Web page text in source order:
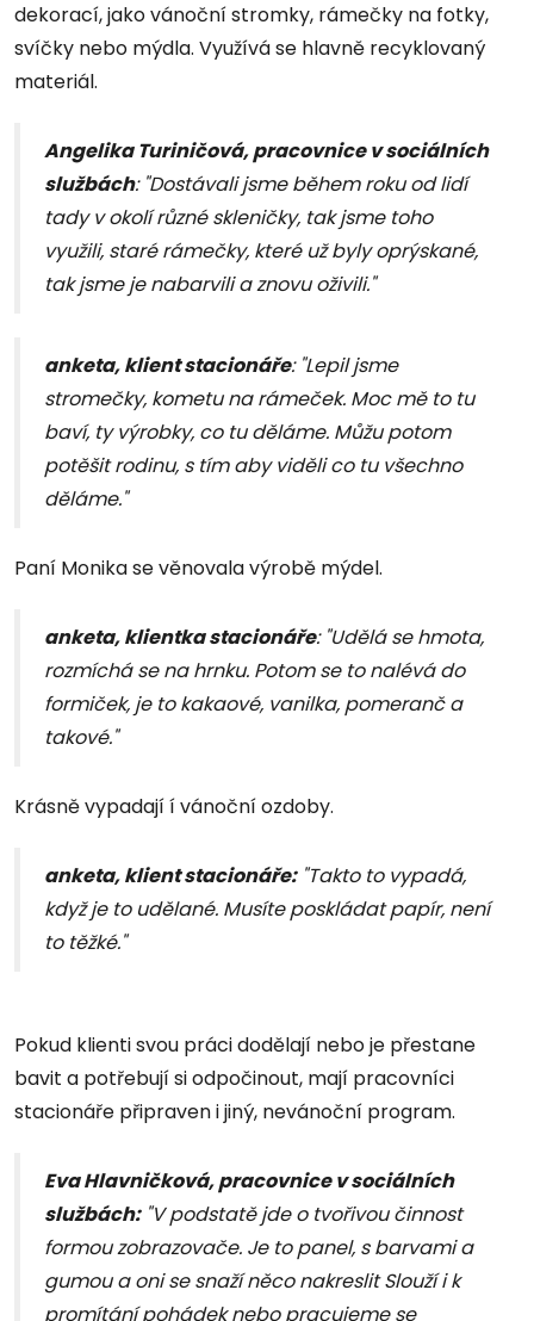
dekorací, jako vánoční stromky, rámečky na fotky,
svíčky nebo mýdla. Využívá se hlavně recyklovaný
materiál.
Angelika Turiničová, pracovnice v sociálních
službách: "Dostávali jsme během roku od lidí
tady v okolí různé skleničky, tak jsme toho
využili, staré rámečky, které už byly oprýskané,
tak jsme je nabarvili a znovu oživili."
anketa, klient stacionáře: "Lepil jsme
stromečky, kometu na rámeček. Moc mě to tu
baví, ty výrobky, co tu děláme. Můžu potom
potěšit rodinu, s tím aby viděli co tu všechno
děláme."
Paní Monika se věnovala výrobě mýdel.
anketa, klientka stacionáře: "Udělá se hmota,
rozmíchá se na hrnku. Potom se to nalévá do
formiček, je to kakaové, vanilka, pomeranč a
takové."
Krásně vypadají í vánoční ozdoby.
anketa, klient stacionáře:"Takto to vypadá,
když je to udělané. Musíte poskládat papír, není
to těžké."
Pokud klienti svou práci dodělají nebo je přestane
bavit a potřebují si odpočinout, mají pracovníci
stacionáře připraven i jiný, nevánoční program.
Eva Hlavničková, pracovnice v sociálních
službách:"V podstatě jde o tvořivou činnost
formou zobrazovače. Je to panel, s barvami a
gumou a oni se snaží něco nakreslit Slouží i k
promítání pohádek nebo pracujeme se